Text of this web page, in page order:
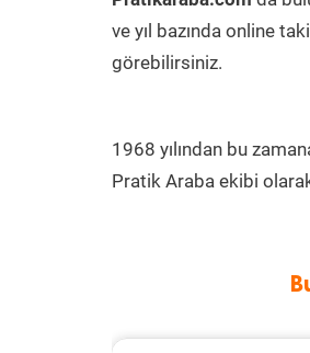
ve yıl bazında online
görebilirsiniz.
1968 yılından bu
Pratik Araba ekibi olarak